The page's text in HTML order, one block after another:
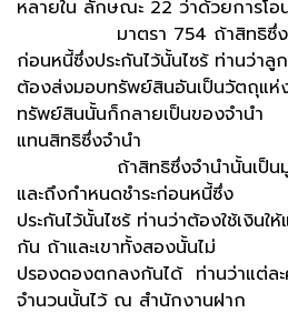
หลายใน ลักษณะ 22 ว่าด้วยการโ
มาตรา 754 ถ้าสิทธิซึ่งจำน
ก่อนหนี้ซึ่งประกันไว้นั้นไซร้ ท่านว่า
ต้องส่งมอบทรัพย์สินอันเป็นวัตถุแห่
ทรัพย์สินนั้นก็กลายเป็นของจำนำ
แทนสิทธิซึ่งจำนำ
ถ้าสิทธิซึ่งจำนำนั้นเป็นมูลห
และถึงกำหนดชำระก่อนหนี้ซึ่ง
ประกันไว้นั้นไซร้ ท่านว่าต้องใช้เงินใ
กัน ถ้าและเขาทั้งสองนั้นไม่
ปรองดองตกลงกันได้ ท่านว่าแต่ละ
จำนวนนั้นไว้ ณ สำนักงานฝาก